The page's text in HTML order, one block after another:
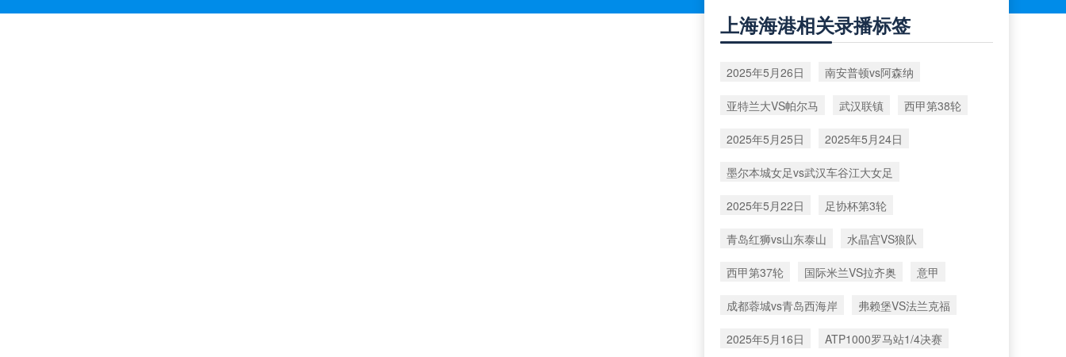
上海海港相关录播标签
2025年5月26日 南安普顿vs阿森纳
亚特兰大VS帕尔马 武汉联镇 西甲第38轮
2025年5月25日 2025年5月24日
墨尔本城女足vs武汉车谷江大女足
2025年5月22日 足协杯第3轮
青岛红狮vs山东泰山 水晶宫VS狼队
西甲第37轮 国际米兰VS拉齐奥 意甲
成都蓉城vs青岛西海岸 弗赖堡VS法兰克福
2025年5月16日 ATP1000罗马站1/4决赛